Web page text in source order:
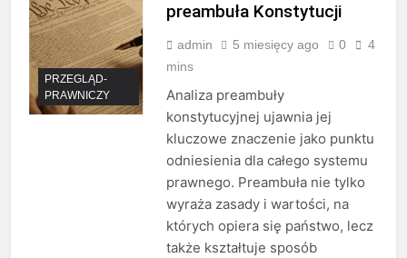
PRZEGLĄD-
PRAWNICZY
preambuła Konstytucji
admin 5 miesięcy ago 0
4
mins
Analiza preambuły
konstytucyjnej ujawnia jej
kluczowe znaczenie jako punktu
odniesienia dla całego systemu
prawnego. Preambuła nie tylko
wyraża zasady i wartości, na
których opiera się państwo, lecz
także kształtuje sposób